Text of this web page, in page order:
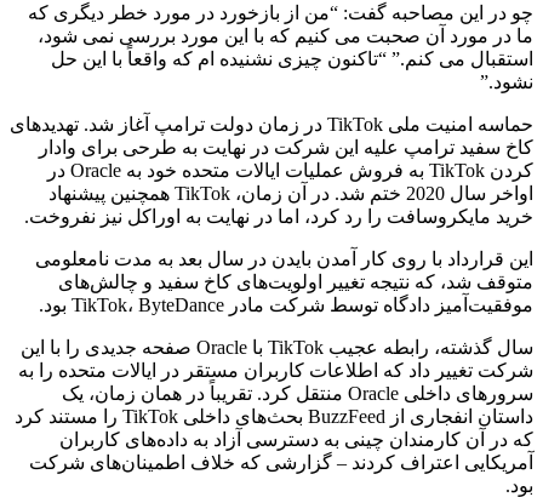
چو در این مصاحبه گفت: “من از بازخورد در مورد خطر دیگری که
ما در مورد آن صحبت می کنیم که با این مورد بررسی نمی شود،
استقبال می کنم.” “تاکنون چیزی نشنیده ام که واقعاً با این حل
نشود.”
حماسه امنیت ملی TikTok در زمان دولت ترامپ آغاز شد. تهدیدهای
کاخ سفید ترامپ علیه این شرکت در نهایت به طرحی برای وادار
کردن TikTok به فروش عملیات ایالات متحده خود به Oracle در
اواخر سال 2020 ختم شد. در آن زمان، TikTok همچنین پیشنهاد
خرید مایکروسافت را رد کرد، اما در نهایت به اوراکل نیز نفروخت.
این قرارداد با روی کار آمدن بایدن در سال بعد به مدت نامعلومی
متوقف شد، که نتیجه تغییر اولویت‌های کاخ سفید و چالش‌های
موفقیت‌آمیز دادگاه توسط شرکت مادر TikTok، ByteDance بود.
سال گذشته، رابطه عجیب TikTok با Oracle صفحه جدیدی را با این
شرکت تغییر داد که اطلاعات کاربران مستقر در ایالات متحده را به
سرورهای داخلی Oracle منتقل کرد. تقریباً در همان زمان، یک
داستان انفجاری از BuzzFeed بحث‌های داخلی TikTok را مستند کرد
که در آن کارمندان چینی به دسترسی آزاد به داده‌های کاربران
آمریکایی اعتراف کردند – گزارشی که خلاف اطمینان‌های شرکت
بود.